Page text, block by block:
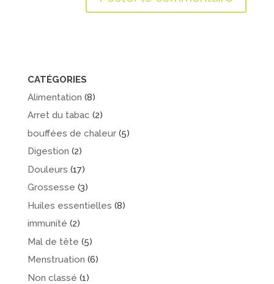
CATÉGORIES
Alimentation (8)
Arret du tabac (2)
bouffées de chaleur(5)
Digestion (2)
Douleurs (17)
Grossesse (3)
Huiles essentielles (8)
immunité (2)
Mal de tête (5)
Menstruation (6)
Non classé (1)